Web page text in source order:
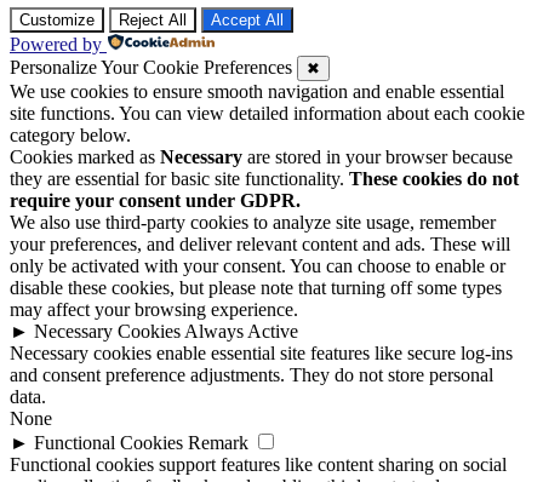
Customize Reject All Accept All
Powered by
Personalize Your Cookie Preferences
✖
We use cookies to ensure smooth navigation and enable essential
site functions. You can view detailed information about each cookie
category below.
Cookies marked as Necessary are stored in your browser because
they are essential for basic site functionality. These cookies do not
require your consent under GDPR.
We also use third-party cookies to analyze site usage, remember
your preferences, and deliver relevant content and ads. These will
only be activated with your consent. You can choose to enable or
disable these cookies, but please note that turning off some types
may affect your browsing experience.
► Necessary Cookies Always Active
Necessary cookies enable essential site features like secure log-ins
and consent preference adjustments. They do not store personal
data.
None
► Functional Cookies Remark
Functional cookies support features like content sharing on social